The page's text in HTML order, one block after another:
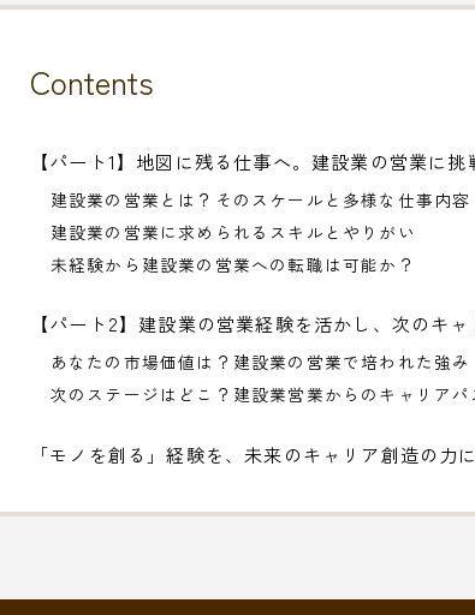
Contents
【パート1】地図に残る仕事へ。建設業の営業に
建設業の営業とは？そのスケールと多様な仕事内容
建設業の営業に求められるスキルとやりがい
未経験から建設業の営業への転職は可能か？
【パート2】建設業の営業経験を活かし、次のキ
あなたの市場価値は？建設業の営業で培われた強み
次のステージはどこ？建設業営業からのキャリアパ
「モノを創る」経験を、未来のキャリア創造の力に